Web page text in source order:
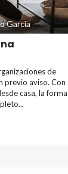
Garcia
de
previo aviso. Con
casa, la forma